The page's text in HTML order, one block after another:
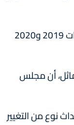
وأضاف بلقاسمي أنه أمام النجاح الذي عرفته هذه الحملة، تم تعميم هذه القافلة سنوات 2019 و2020
أن مجلس
نوع من التغيير